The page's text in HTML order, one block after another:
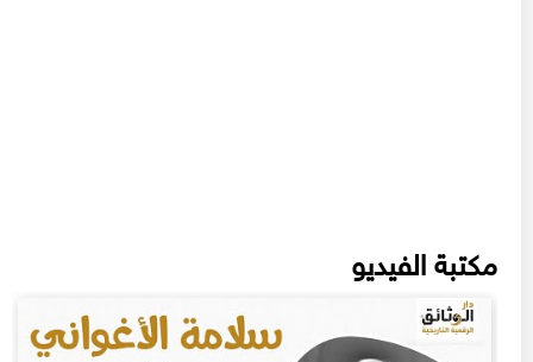
مكتبة الفيديو